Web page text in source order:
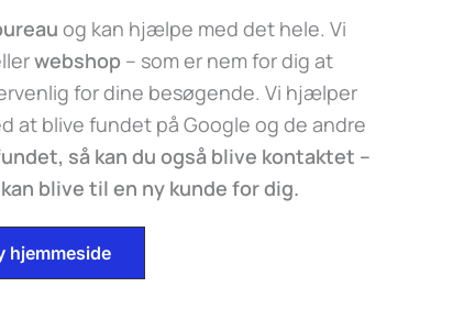
og kan hjælpe med det hele. Vi
webshop – som er nem for dig at
for dine besøgende. Vi hjælper
at blive fundet på Google og de andre
så kan du også blive kontaktet –
blive til en ny kunde for dig.
hjemmeside